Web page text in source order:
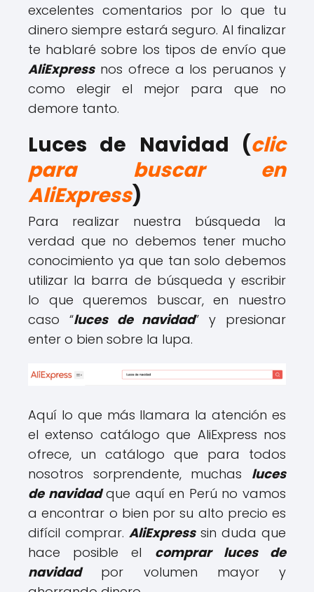
excelentes comentarios por lo que tu
dinero siempre estará seguro. Al finalizar
te hablaré sobre los tipos de envío que
AliExpressnos ofrece a los peruanos y
como elegir el mejor para que no
demore tanto.
Luces de Navidad (clic
para buscar en
AliExpress)
Para realizar nuestra búsqueda la
verdad que no debemos tener mucho
conocimiento ya que tan solo debemos
utilizar la barra de búsqueda y escribir
lo que queremos buscar, en nuestro
caso “luces de navidad” y presionar
enter o bien sobre la lupa.
Aquí lo que más llamara la atención es
el extenso catálogo que AliExpress nos
ofrece, un catálogo que para todos
nosotros sorprendente, muchas luces
de navidadque aquí en Perú no vamos
a encontrar o bien por su alto precio es
difícil comprar. AliExpresssin duda que
hace posible el comprar luces de
navidadpor volumen mayor y